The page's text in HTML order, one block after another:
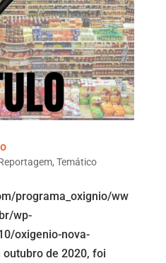
, Temático
programa_oxignio/ww
wp-
oxigenio-nova-
de 2020, foi